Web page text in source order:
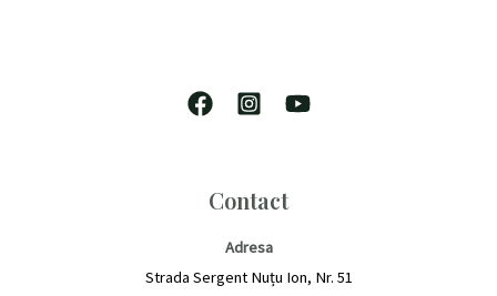
Contact
Adresa
Strada Sergent Nuțu Ion, Nr. 51